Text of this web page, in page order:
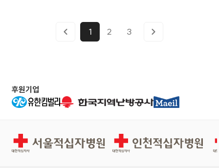
1 2 3
후원기업
서울적십자병원 인천적십자병원